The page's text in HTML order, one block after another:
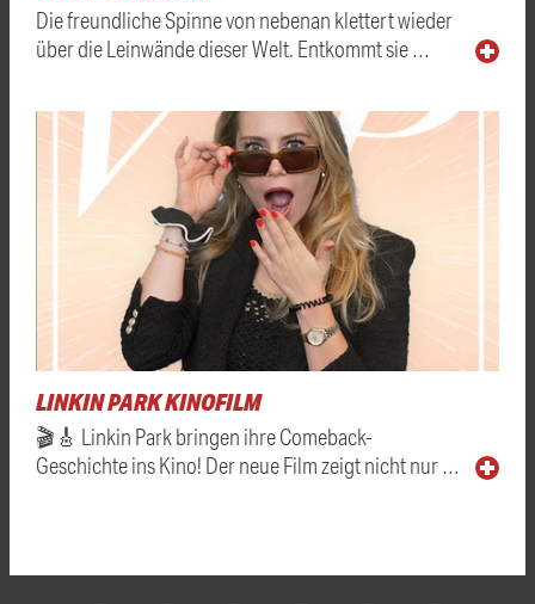
Die freundliche Spinne von nebenan klettert wieder
über die Leinwände dieser Welt. Entkommt sie …
LINKIN PARK KINOFILM
🎬🎸 Linkin Park bringen ihre Comeback-
Geschichte ins Kino! Der neue Film zeigt nicht nur …